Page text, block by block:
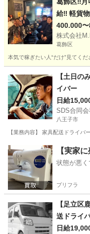
給‼️ 軽貨
400.000
株式会社
葛飾区
本気で稼ぎたい人“だけ”見てく
配送
【土日の
イバー
日給
SDS合同会
八王子市
【業務内容】 家具配送ドライ
八王子市 ドライ
【実家
状態が悪
プリフラ
【足立区
送ドライ
も◎
日給